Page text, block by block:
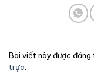
Bài viết này được đăng
trực